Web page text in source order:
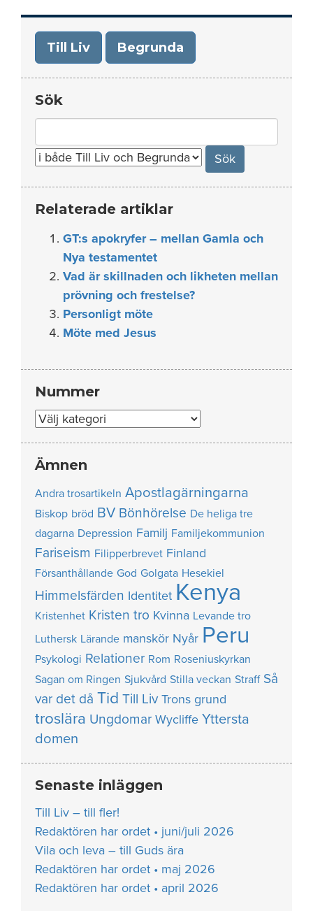
Till Liv Begrunda
Sök
for:
Relaterade artiklar
GT:s apokryfer – mellan Gamla och
Nya testamentet
Vad är skillnaden och likheten mellan
prövning och frestelse?
Personligt möte
Möte med Jesus
Nummer
Nummer
Ämnen
Andra trosartikeln Apostlagärningarna
Biskop bröd BV Bönhörelse De heliga tre
dagarna Depression Familj Familjekommunion
Fariseism Filipperbrevet Finland
Försanthållande God Golgata Hesekiel
Himmelsfärden Identitet Kenya
Kristenhet Kristen tro Kvinna Levande tro
Luthersk Lärande manskör Nyår Peru
Psykologi Relationer Rom Roseniuskyrkan
Sagan om Ringen Sjukvård Stilla veckan Straff Så
var det då Tid Till Liv Trons grund
troslära Ungdomar Wycliffe Yttersta
domen
Senaste inläggen
Till Liv – till fler!
Redaktören har ordet • juni/juli 2026
Vila och leva – till Guds ära
Redaktören har ordet • maj 2026
Redaktören har ordet • april 2026